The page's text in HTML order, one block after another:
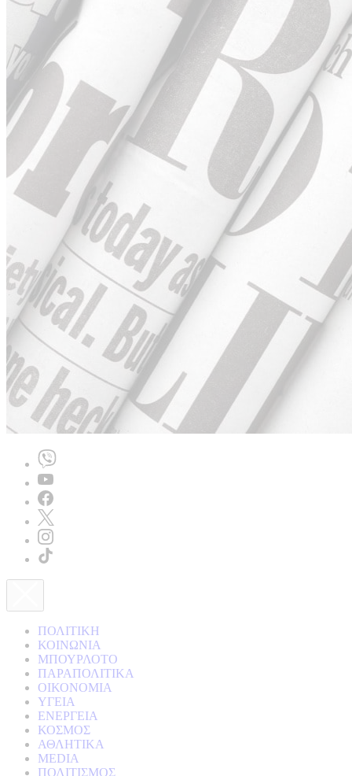
ΠΟΛΙΤΙΚΗ
ΚΟΙΝΩΝΙΑ
ΜΠΟΥΡΛΟΤΟ
ΠΑΡΑΠΟΛΙΤΙΚΑ
ΟΙΚΟΝΟΜΙΑ
ΥΓΕΙΑ
ΕΝΕΡΓΕΙΑ
ΚΟΣΜΟΣ
ΑΘΛΗΤΙΚΑ
MEDIA
ΠΟΛΙΤΙΣΜΟΣ